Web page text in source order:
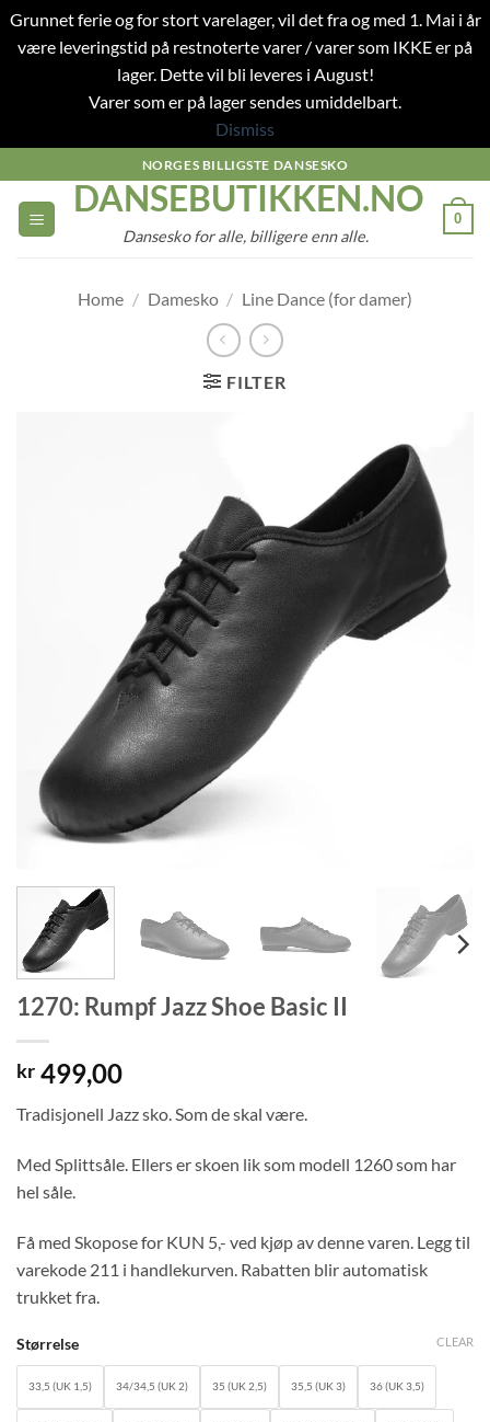
Grunnet ferie og for stort varelager, vil det fra og med 1. Mai i år
være leveringstid på restnoterte varer / varer som IKKE er på
lager. Dette vil bli leveres i August!
Varer som er på lager sendes umiddelbart.
Dismiss
to
content
NORGES BILLIGSTE DANSESKO
DANSEBUTIKKEN.NO
Dansesko for alle, billigere enn alle.
0
Home / Damesko / Line Dance (for damer)
FILTER
1270: Rumpf Jazz Shoe Basic II
kr 499,00
Tradisjonell Jazz sko. Som de skal være.
Med Splittsåle. Ellers er skoen lik som modell 1260 som har
hel såle.
Få med Skopose for KUN 5,- ved kjøp av denne varen. Legg til
varekode 211 i handlekurven. Rabatten blir automatisk
trukket fra.
Størrelse
33,5 (UK 1,5) 34/34,5 (UK 2) 35 (UK 2,5) 35,5 (UK 3) 36 (UK 3,5)
CLEAR